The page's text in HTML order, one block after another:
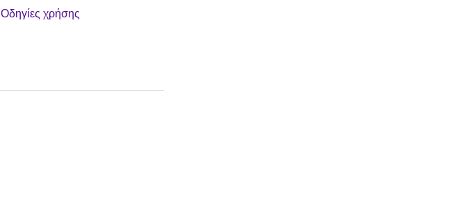
Οδηγίες χρήσης